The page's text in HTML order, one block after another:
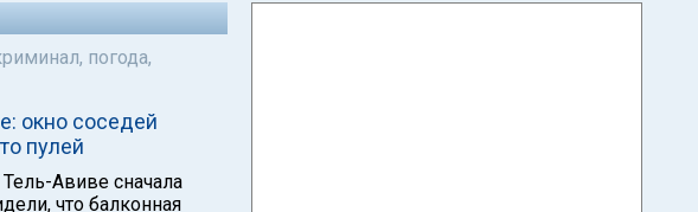
погода,
окно соседей
пулей
Авиве сначала
что балконная